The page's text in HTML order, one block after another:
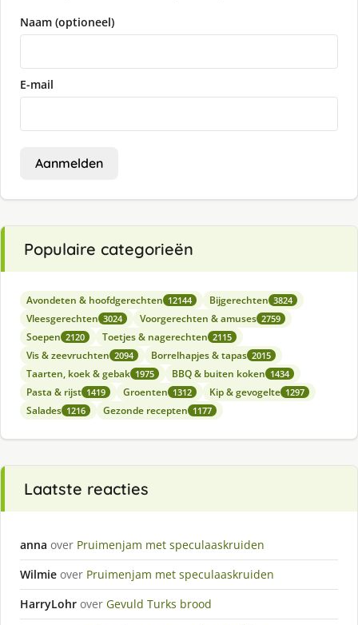
Naam (optioneel)
E-mail
Aanmelden
Populaire categorieën
Avondeten & hoofdgerechten 12144 Bijgerechten 3824
Vleesgerechten 3024 Voorgerechten & amuses 2759
Soepen 2120 Toetjes & nagerechten 2115
Vis & zeevruchten 2094 Borrelhapjes & tapas 2015
Taarten, koek & gebak 1975 BBQ & buiten koken 1434
Pasta & rijst 1419 Groenten 1312 Kip & gevogelte 1297
Salades 1216 Gezonde recepten 1177
Laatste reacties
anna over Pruimenjam met speculaaskruiden
Wilmie over Pruimenjam met speculaaskruiden
HarryLohr over Gevuld Turks brood